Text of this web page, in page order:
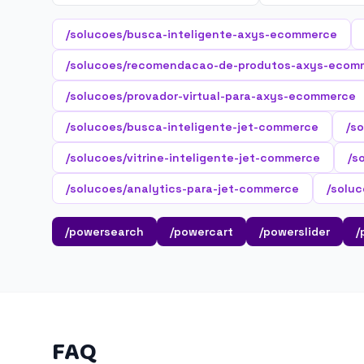
/solucoes/busca-inteligente-axys-ecommerce
/solucoes/recomendacao-de-produtos-axys-
/solucoes/provador-virtual-para-axys-ecommerce
/solucoes/busca-inteligente-jet-commerce /
/solucoes/vitrine-inteligente-jet-commerce /
/solucoes/analytics-para-jet-commerce /
/powersearch /powercart /powerslider /
FAQ